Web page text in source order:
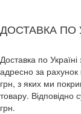
ДОСТАВКА ПО
Доставка по
адресно за
грн, з яких ми
товару.
грн.